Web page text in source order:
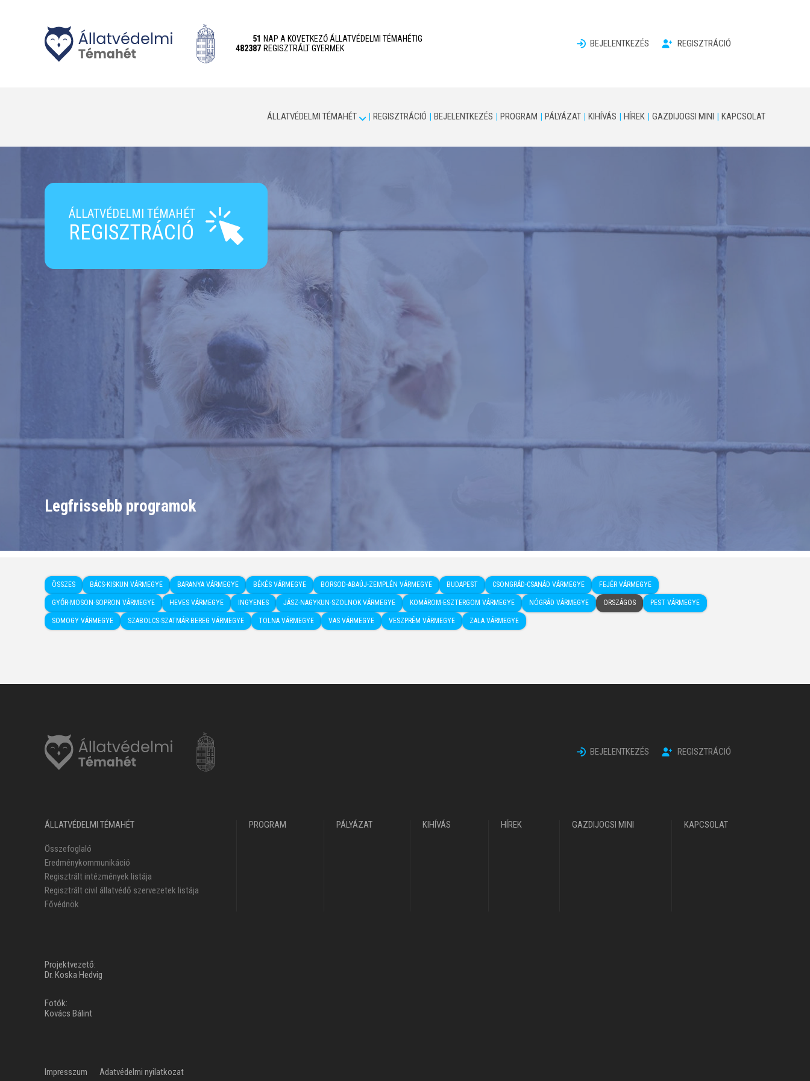
51 NAP A KÖVETKEZŐ ÁLLATVÉDELMI TÉMAHÉTIG
482387 REGISZTRÁLT GYERMEK BEJELENTKEZÉS REGISZTRÁCIÓ
ÁLLATVÉDELMI TÉMAHÉT REGISZTRÁCIÓ BEJELENTKEZÉS PROGRAM PÁLYÁZAT KIHÍVÁS HÍREK GAZDIJOGSI MINI KAPCSOLAT
ÁLLATVÉDELMI TÉMAHÉT
REGISZTRÁCIÓ
Legfrissebb programok
ÖSSZES BÁCS-KISKUN VÁRMEGYE BARANYA VÁRMEGYE BÉKÉS VÁRMEGYE BORSOD-ABAÚJ-ZEMPLÉN VÁRMEGYE BUDAPEST CSONGRÁD-CSANÁD VÁRMEGYE FEJÉR VÁRMEGYE
GYŐR-MOSON-SOPRON VÁRMEGYE HEVES VÁRMEGYE INGYENES JÁSZ-NAGYKUN-SZOLNOK VÁRMEGYE KOMÁROM-ESZTERGOM VÁRMEGYE NÓGRÁD VÁRMEGYE ORSZÁGOS PEST VÁRMEGYE
SOMOGY VÁRMEGYE SZABOLCS-SZATMÁR-BEREG VÁRMEGYE TOLNA VÁRMEGYE VAS VÁRMEGYE VESZPRÉM VÁRMEGYE ZALA VÁRMEGYE
BEJELENTKEZÉS REGISZTRÁCIÓ
ÁLLATVÉDELMI TÉMAHÉT
Összefoglaló
Eredménykommunikáció
Regisztrált intézmények listája
Regisztrált civil állatvédő szervezetek listája
Fővédnök
PROGRAM PÁLYÁZAT KIHÍVÁS HÍREK GAZDIJOGSI MINI KAPCSOLAT
Projektvezető:
Dr. Koska Hedvig
Fotók:
Kovács Bálint
Impresszum Adatvédelmi nyilatkozat